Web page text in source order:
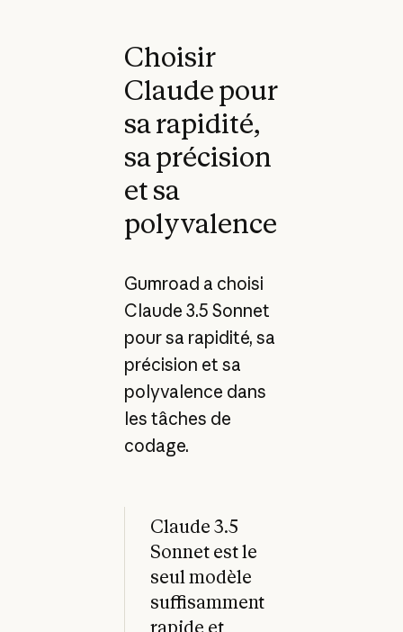
Choisir
Claude pour
sa rapidité,
sa précision
et sa
polyvalence
Gumroad a choisi
Claude 3.5 Sonnet
pour sa rapidité, sa
précision et sa
polyvalence dans
les tâches de
codage.
Claude 3.5
Sonnet est le
seul modèle
suffisamment
rapide et